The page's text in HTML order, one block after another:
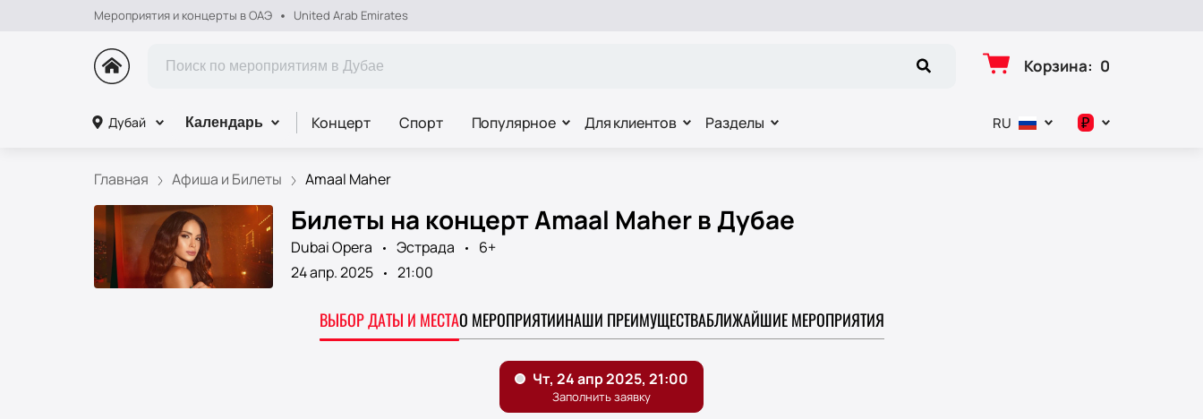
Мероприятия и концерты в ОАЭ United Arab Emirates
Корзина: 0
Дубай Календарь Концерт Спорт Популярное Для клиентов Разделы RU ₽
Главная Афиша и Билеты Amaal Maher
Билеты на концерт Amaal Maher в Дубае
Dubai Opera Эстрада
6+
24 апр. 2025
21:00
ВЫБОР ДАТЫ И МЕСТАО МЕРОПРИЯТИИНАШИ ПРЕИМУЩЕСТВАБЛИЖАЙШИЕ МЕРОПРИЯТИЯ